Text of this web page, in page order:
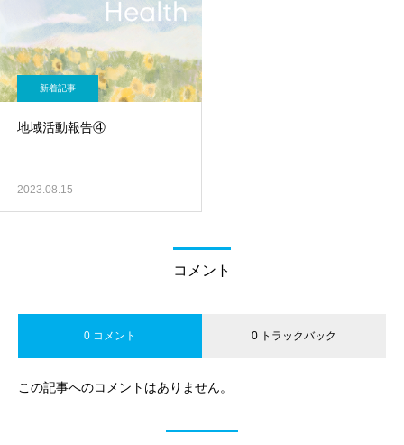
新着記事
地域活動報告④
2023.08.15
コメント
0 コメント 0 トラックバック
この記事へのコメントはありません。